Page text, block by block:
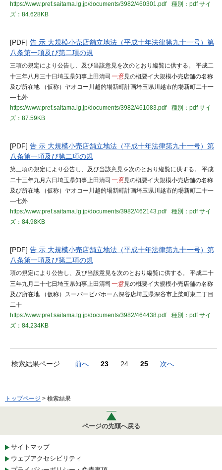
https://www.pref.saitama.lg.jp/documents/3982/460301.pdf
種別：pdfサイ
ズ：84.628KB
[PDF] 告 示 大規模小売店舗立地法（平成十年法律第九十一号）第
八条第一項及び第二項の規
三項の規定により公告し、及び当該意見を次のとおり縦覧に供する。 平成二
十三年八月三十日埼玉県知事上田清司 一意見の概要イ大規模小売店舗の名称
及び所在地 （仮称）ヤオコー川越的場新町計画埼玉県川越市的場新町二十一
―七外
https://www.pref.saitama.lg.jp/documents/3982/461083.pdf
種別：pdfサイ
ズ：87.59KB
[PDF] 告 示 大規模小売店舗立地法（平成十年法律第九十一号）第
八条第一項及び第二項の規
第三項の規定により公告し、及び当該意見を次のとおり縦覧に供する。 平成
二十三年九月六日埼玉県知事上田清司 一意見の概要イ大規模小売店舗の名称
及び所在地 （仮称）ヤオコー川越的場新町計画埼玉県川越市的場新町二十一
―七外
https://www.pref.saitama.lg.jp/documents/3982/462143.pdf
種別：pdfサイ
ズ：84.98KB
[PDF] 告 示 大規模小売店舗立地法（平成十年法律第九十一号）第
八条第一項及び第二項の規
項の規定により公告し、及び当該意見を次のとおり縦覧に供する。 平成二十
三年九月二十七日埼玉県知事上田清司 一意見の概要イ大規模小売店舗の名称
及び所在地 （仮称）スーパービバホーム深谷店埼玉県深谷市上柴町東二丁目
二十
https://www.pref.saitama.lg.jp/documents/3982/464438.pdf
種別：pdfサイ
ズ：84.234KB
検索結果ページ 前へ 23 24 25 次へ
トップページ > 検索結果
ページの先頭へ戻る
サイトマップ
ウェブアクセシビリティ